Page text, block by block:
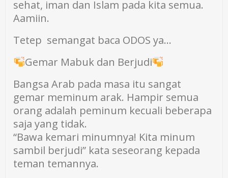
sehat, iman dan Islam pada kita semua.
Aamiin.
Tetep semangat baca ODOS ya…
Gemar Mabuk dan Berjudi
Bangsa Arab pada masa itu sangat
gemar meminum arak. Hampir semua
orang adalah peminum kecuali beberapa
saja yang tidak.
“Bawa kemari minumnya! Kita minum
sambil berjudi” kata seseorang kepada
teman temannya.